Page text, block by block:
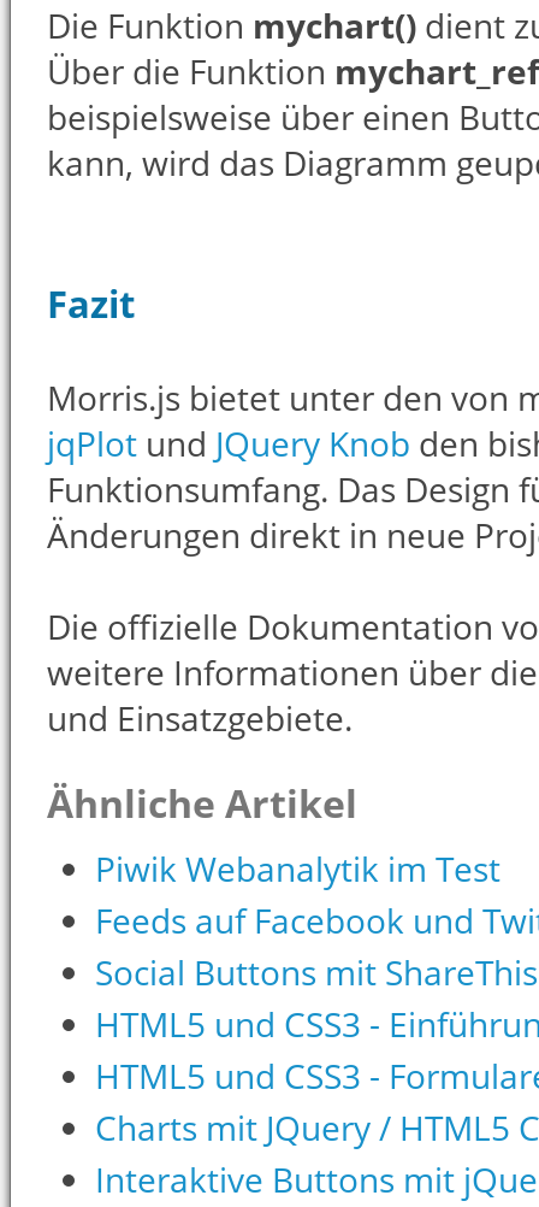
Die Funktion mychart() dient
Über die Funktion
beispielsweise über einen
kann, wird das Diagramm
Fazit
Morris.js bietet unter den von
jqPlot und JQuery Knob den
Funktionsumfang. Das Design
Änderungen direkt in neue
Die offizielle Dokumentation
weitere Informationen über
und Einsatzgebiete.
Ähnliche Artikel
Piwik Webanalytik im Test
Feeds auf Facebook und
Social Buttons mit ShareThis
HTML5 und CSS3 -
HTML5 und CSS3 -
Charts mit JQuery / HTML5
Interaktive Buttons mit